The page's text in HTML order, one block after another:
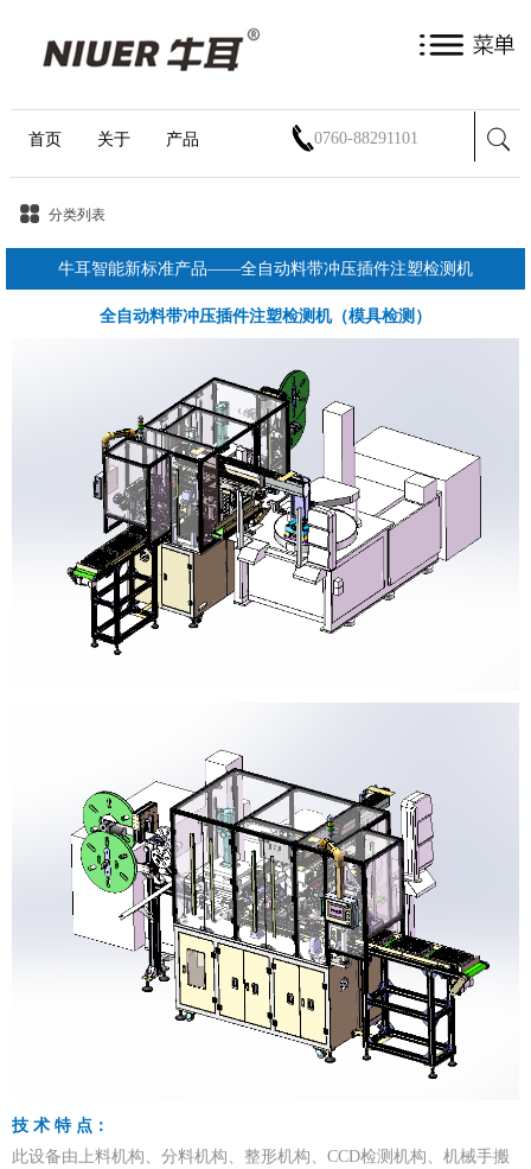
首页 关于 产品 0760-88291101
分类列表
牛耳智能新标准产品——全自动料带冲压插件注塑检测机
全自动料带冲压插件注塑检测机（模具检测）
技 术 特 点：
此设备由上料机构、分料机构、整形机构、CCD检测机构、机械手搬